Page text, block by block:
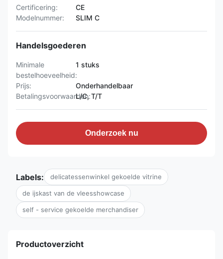
Certificering:
CE
Modelnummer:
SLIM C
Handelsgoederen
Minimale
bestelhoeveelheid:
1 stuks
Prijs:
Onderhandelbaar
Betalingsvoorwaarden:
L/C, T/T
Onderzoek nu
Labels: delicatessenwinkel gekoelde vitrine
de ijskast van de vleesshowcase
self - service gekoelde merchandiser
Productoverzicht